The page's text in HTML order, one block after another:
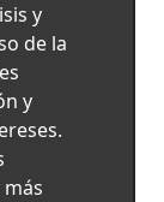
y
de la
y
más